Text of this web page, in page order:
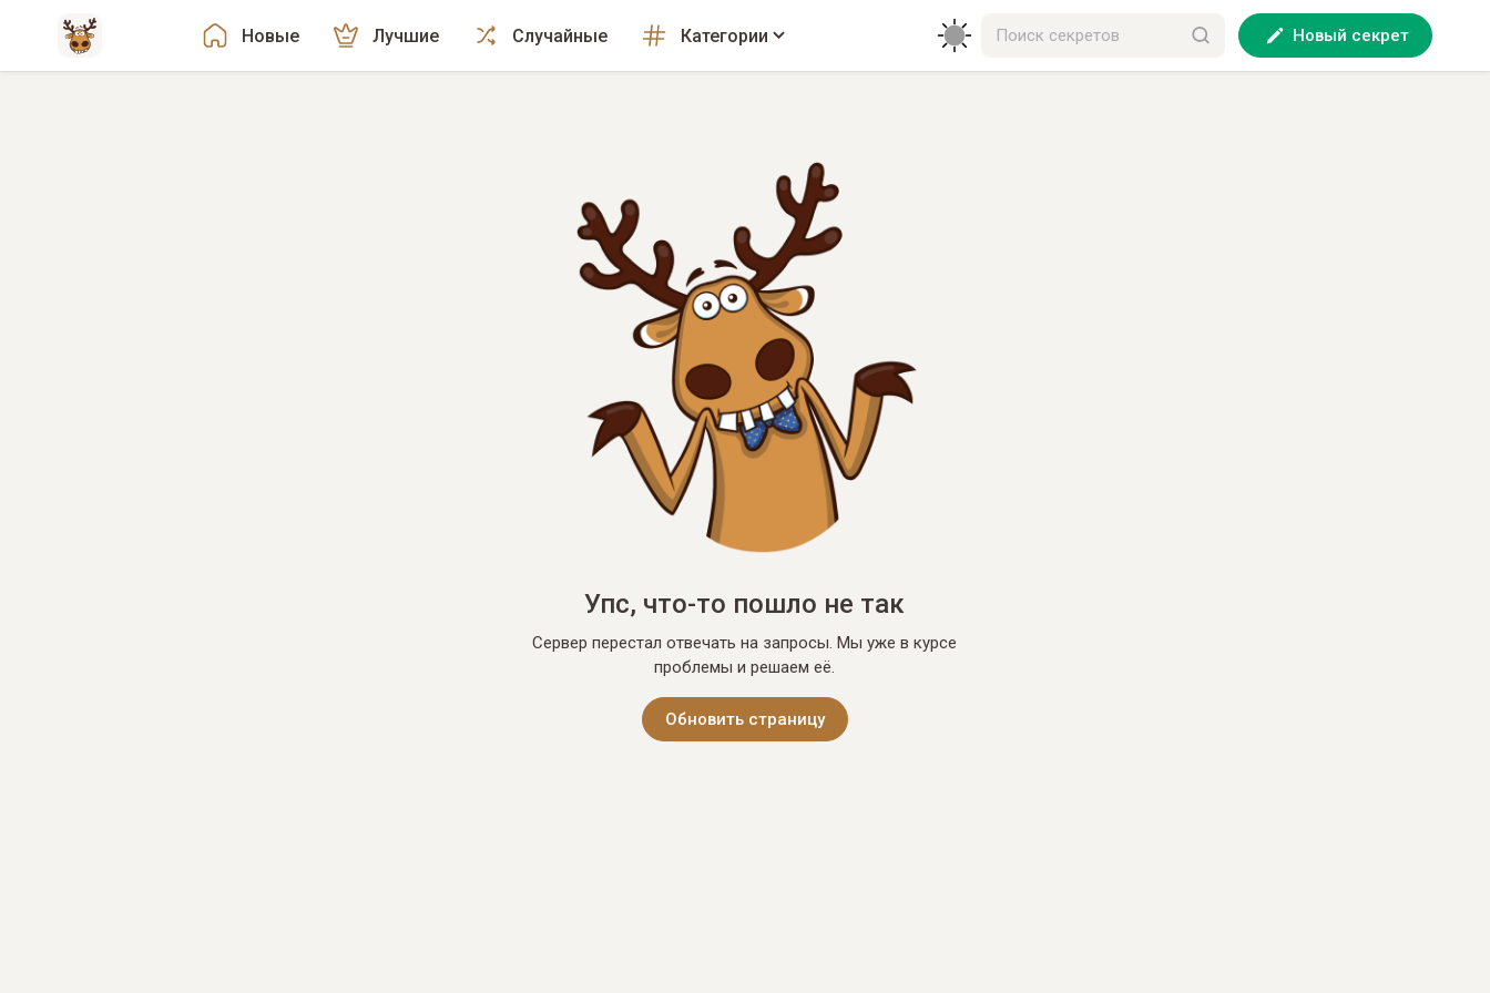
Новые Лучшие Случайные Категории Новый секрет
Упс, что-то пошло не так
Сервер перестал отвечать на запросы. Мы уже в курсе
проблемы и решаем её.
Обновить страницу